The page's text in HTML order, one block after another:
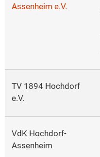
Assenheim e.V.
TV 1894 Hochdorf
e.V.
VdK Hochdorf-
Assenheim